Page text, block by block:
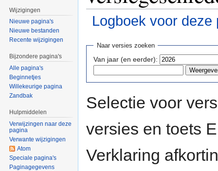
Logboek voor deze
Naar versies zoeken
Van jaar (en eerder):
Selectie voor
versies en toets
Verklaring
Wijzigingen
Nieuwe pagina's
Nieuwe bestanden
Recente wijzigingen
Bijzondere pagina's
Alle pagina's
Beginnetjes
Willekeurige pagina
Zandbak
Hulpmiddelen
Verwijzingen naar deze
pagina
Verwante wijzigingen
Atom
Speciale pagina's
Paginagegevens